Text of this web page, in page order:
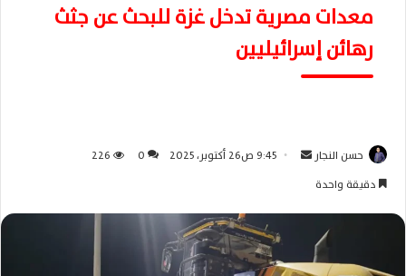
معدات مصرية تدخل غزة للبحث عن جثث
رهائن إسرائيليين
حسن النجار
ر
9:45 ص26 أكتوبر، 2025 0
226
دقيقة واحدة